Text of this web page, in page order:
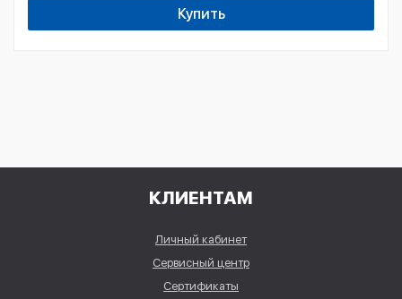
Купить
КЛИЕНТАМ
Личный кабинет
Сервисный центр
Сертификаты